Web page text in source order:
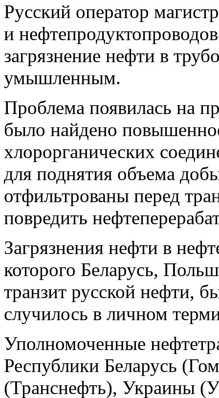
Русский оператор
и
загрязнение нефти в
умышленным.
Проблема появилась на
было найдено
хлорорганических
для поднятия объема
отфильтрованы перед
повредить
Загрязнения нефти в
которого Беларусь,
транзит русской нефти,
случилось в личном
Уполномоченные
Республики Беларусь
(Транснефть), Украины